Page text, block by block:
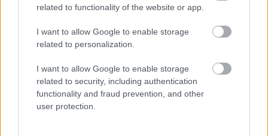
related to functionality of the website or app.
I want to allow Google to enable storage
related to personalization.
I want to allow Google to enable storage
related to security, including authentication
functionality and fraud prevention, and other
user protection.
Μικρές καθημερινές συνήθειες που
κάνουν διαφορά
Φόρεσε γάντια όταν χρησιμοποιείς
καθαριστικά, ανανέωσε την κρέμα χεριών μετά
το πλύσιμο και απόφυγε την παρατεταμένη